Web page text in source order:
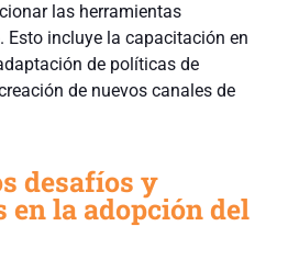
las herramientas
Esto incluye la capacitación en
de políticas de
de nuevos canales de
desafíos y
en la adopción del